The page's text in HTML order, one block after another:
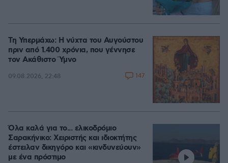
Τη Υπερμάχω: Η νύχτα του Αυγούστου
πριν από 1.400 χρόνια, που γέννησε
τον Ακάθιστο Ύμνο
09.08.2026, 22:48 147
Όλα καλά για το... ελικοδρόμιο
Σαρακήνικο: Χειριστής και ιδιοκτήτης
έστειλαν δικηγόρο και «κινδυνεύουν»
με ένα πρόστιμο